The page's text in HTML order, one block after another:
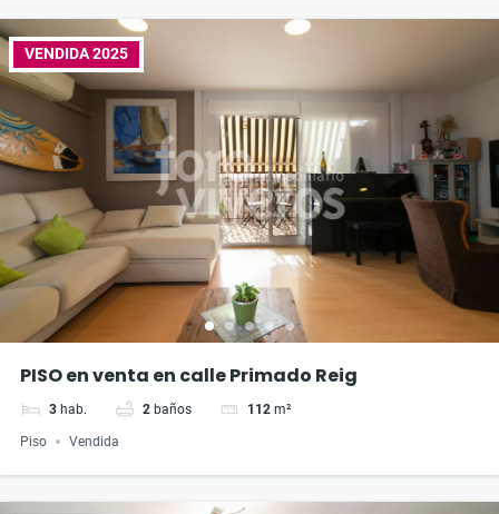
VENDIDA 2025
PISO en venta en calle Primado Reig
3 hab. 2 baños 112 m²
Piso Vendida